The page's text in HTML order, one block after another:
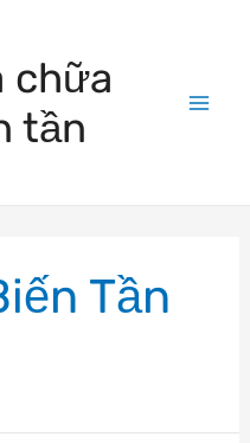
chữa
tần
Tần